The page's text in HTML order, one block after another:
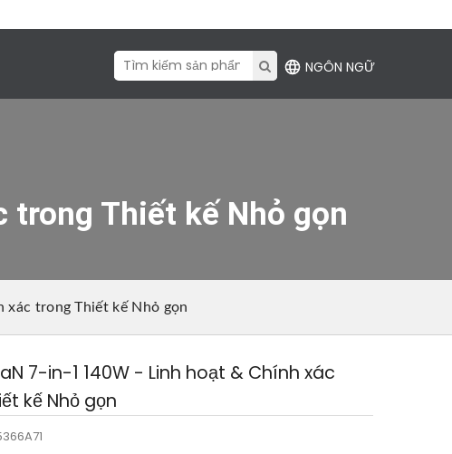
NGÔN NGỮ
trong Thiết kế Nhỏ gọn
trong Thiết kế Nhỏ gọn
7-in-1 140W - Linh hoạt & Chính xác
kế Nhỏ gọn